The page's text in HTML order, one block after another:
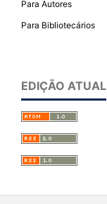
Para Autores
Para Bibliotecários
EDIÇÃO ATUAL